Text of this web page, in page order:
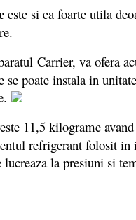
este si ea foarte utila
Carrier, va ofera
poate instala in
11,5 kilograme
refrigerant folosit in
la presiuni si